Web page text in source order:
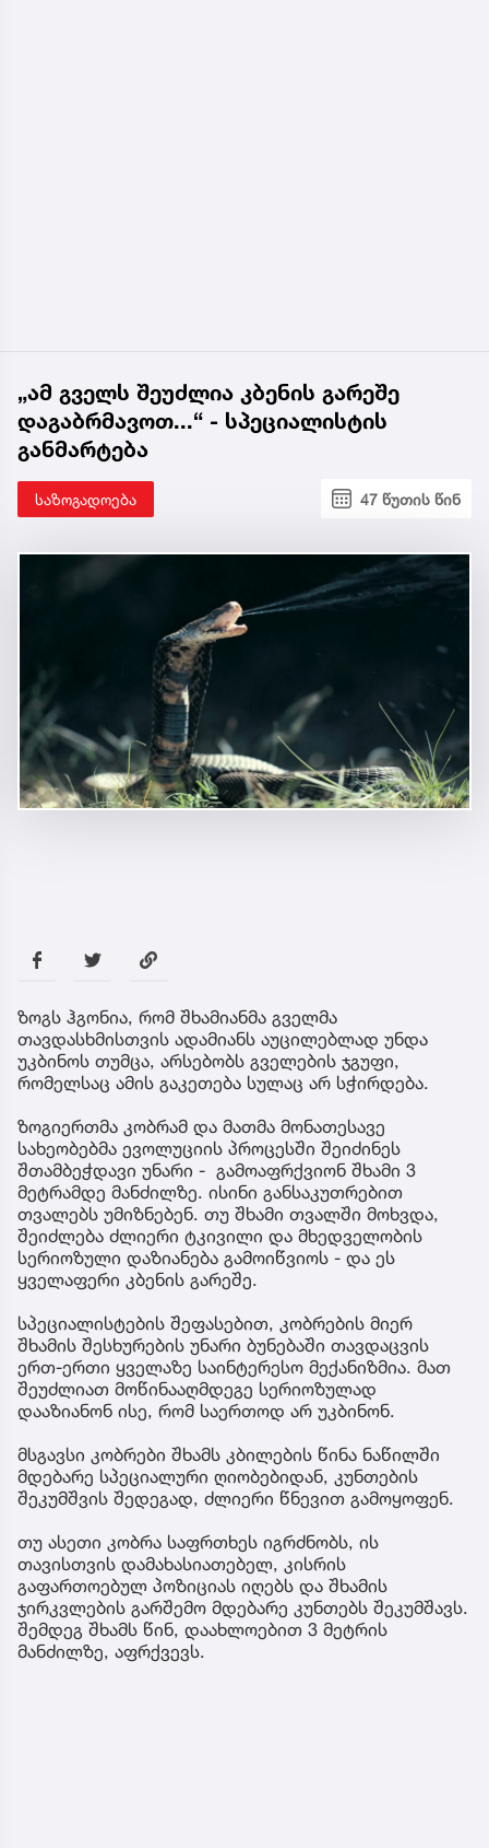
„ამ გველს შეუძლია კბენის გარეშე
დაგაბრმავოთ...“ - სპეციალისტის
განმარტება
საზოგადოება 47 წუთის წინ
ზოგს ჰგონია, რომ შხამიანმა გველმა
თავდასხმისთვის ადამიანს აუცილებლად უნდა
უკბინოს თუმცა, არსებობს გველების ჯგუფი,
რომელსაც ამის გაკეთება სულაც არ სჭირდება.
ზოგიერთმა კობრამ და მათმა მონათესავე
სახეობებმა ევოლუციის პროცესში შეიძინეს
შთამბეჭდავი უნარი - გამოაფრქვიონ შხამი 3
მეტრამდე მანძილზე. ისინი განსაკუთრებით
თვალებს უმიზნებენ. თუ შხამი თვალში მოხვდა,
შეიძლება ძლიერი ტკივილი და მხედველობის
სერიოზული დაზიანება გამოიწვიოს - და ეს
ყველაფერი კბენის გარეშე.
სპეციალისტების შეფასებით, კობრების მიერ
შხამის შესხურების უნარი ბუნებაში თავდაცვის
ერთ-ერთი ყველაზე საინტერესო მექანიზმია. მათ
შეუძლიათ მოწინააღმდეგე სერიოზულად
დააზიანონ ისე, რომ საერთოდ არ უკბინონ.
მსგავსი კობრები შხამს კბილების წინა ნაწილში
მდებარე სპეციალური ღიობებიდან, კუნთების
შეკუმშვის შედეგად, ძლიერი წნევით გამოყოფენ.
თუ ასეთი კობრა საფრთხეს იგრძნობს, ის
თავისთვის დამახასიათებელ, კისრის
გაფართოებულ პოზიციას იღებს და შხამის
ჯირკვლების გარშემო მდებარე კუნთებს შეკუმშავს.
შემდეგ შხამს წინ, დაახლოებით 3 მეტრის
მანძილზე, აფრქვევს.